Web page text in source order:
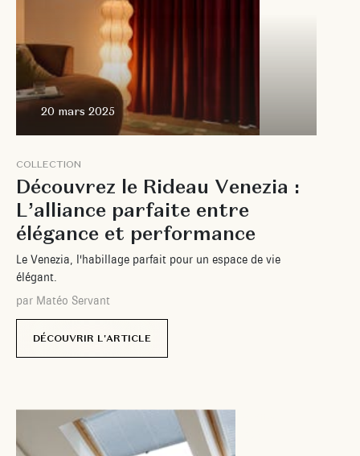
20 mars 2025
COLLECTION
Découvrez le Rideau Venezia :
L’alliance parfaite entre
élégance et performance
Le Venezia, 'habi age parfait pour un espace de vie
é égant.
par Matéo Servant
DÉCOUVRIR L'ARTICLE